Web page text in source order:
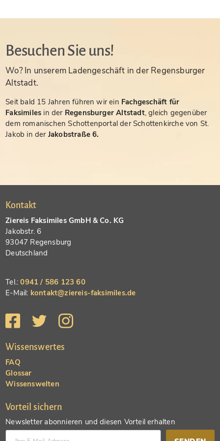
Besuchen Sie uns!
Wo? In unserem Ladengeschäft in der Regensburger
Altstadt.
Seit bald 15 Jahren führen wir ein Fachgeschäft für
Faksimiles in der Regensburger Altstadt, gleich gegenüber
dem romanischen Schottenportal der Schottenkirche von St.
Jakob in der Jakobstraße 6.
Kontakt
Ziereis Faksimiles GmbH & Co. KG
Jakobstr. 6
93047 Regensburg
Deutschland
Tel.:0941 / 586 123 60
E-Mail: kontakt@ziereis-faksimiles.de
Wissenswertes
FAQ
Glossar
Wissenswelten
Vorteil sichern
Newsletter abonnieren und diesen Vorteil erhalten